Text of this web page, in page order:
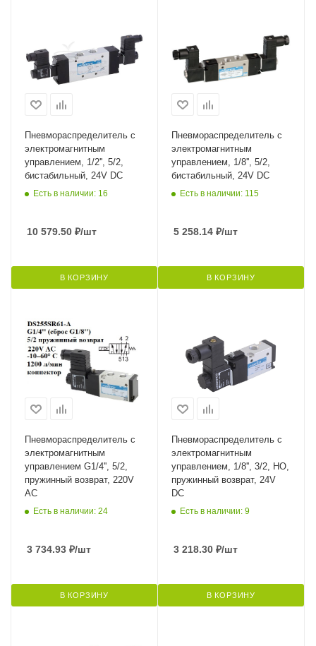
Пневмораспределитель с
электромагнитным
управлением, 1/2'', 5/2,
бистабильный, 24V DC
Есть в наличии: 16
10 579.50 ₽/шт
В КОРЗИНУ
Пневмораспределитель с
электромагнитным
управлением, 1/8'', 5/2,
бистабильный, 24V DC
Есть в наличии: 115
5 258.14 ₽/шт
В КОРЗИНУ
Пневмораспределитель с
электромагнитным
управлением G1/4'', 5/2,
пружинный возврат, 220V
AC
Есть в наличии: 24
3 734.93 ₽/шт
В КОРЗИНУ
Пневмораспределитель с
электромагнитным
управлением, 1/8'', 3/2, НО,
пружинный возврат, 24V
DC
Есть в наличии: 9
3 218.30 ₽/шт
В КОРЗИНУ